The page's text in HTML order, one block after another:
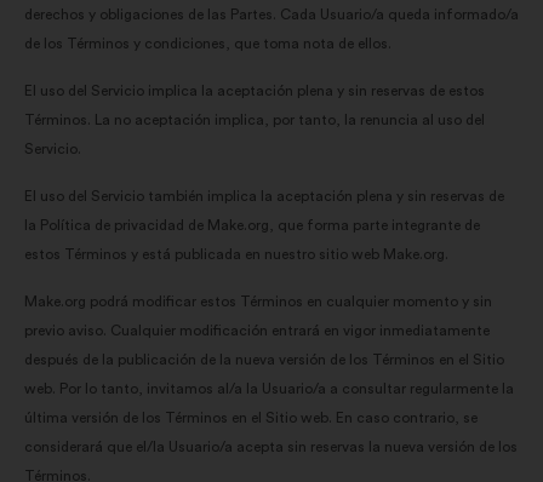
derechos y obligaciones de las Partes. Cada Usuario/a queda informado/a
de los Términos y condiciones, que toma nota de ellos.
El uso del Servicio implica la aceptación plena y sin reservas de estos
Términos. La no aceptación implica, por tanto, la renuncia al uso del
Servicio.
El uso del Servicio también implica la aceptación plena y sin reservas de
la Política de privacidad de Make.org, que forma parte integrante de
estos Términos y está publicada en nuestro sitio web Make.org.
Make.org podrá modificar estos Términos en cualquier momento y sin
previo aviso. Cualquier modificación entrará en vigor inmediatamente
después de la publicación de la nueva versión de los Términos en el Sitio
web. Por lo tanto, invitamos al/a la Usuario/a a consultar regularmente la
última versión de los Términos en el Sitio web. En caso contrario, se
considerará que el/la Usuario/a acepta sin reservas la nueva versión de los
Términos.